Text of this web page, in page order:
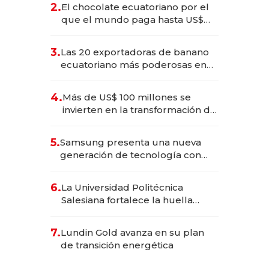
2.El chocolate ecuatoriano por el
que el mundo paga hasta US$
3.Las 20 exportadoras de banano
ecuatoriano más poderosas en
4.Más de US$ 100 millones se
invierten en la transformación de
5.Samsung presenta una nueva
generación de tecnología con
6.La Universidad Politécnica
Salesiana fortalece la huella
7.Lundin Gold avanza en su plan
de transición energética